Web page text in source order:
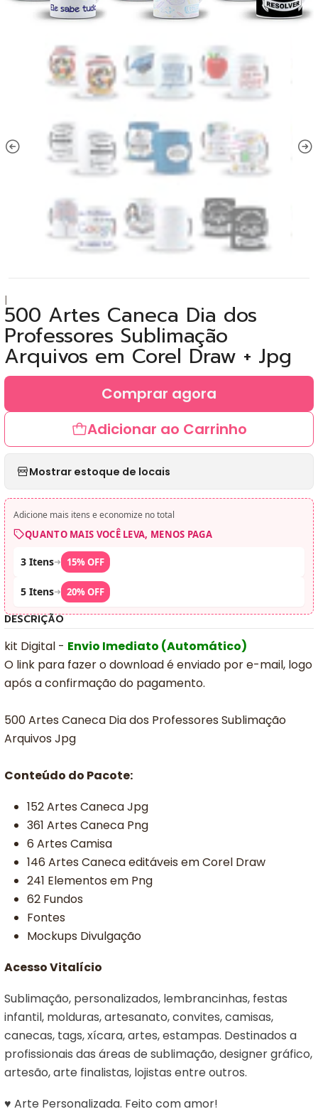
|500 Artes Caneca Dia dos
Professores Sublimação
Arquivos em Corel Draw + Jpg
Adicionar ao Carrinho
Comprar agora
Mostrar estoque de locais
Adicione mais itens e economize no total
QUANTO MAIS VOCÊ LEVA, MENOS PAGA
3 Itens➜ 15% OFF
5 Itens➜ 20% OFF
DESCRIÇÃO
kit Digital - Envio Imediato (Automático)
O link para fazer o download é enviado por e-mail, logo
após a confirmação do pagamento.
500 Artes Caneca Dia dos Professores Sublimação
Arquivos Jpg
Conteúdo do Pacote:
152 Artes Caneca Jpg
361 Artes Caneca Png
6 Artes Camisa
146 Artes Caneca editáveis em Corel Draw
241 Elementos em Png
62 Fundos
Fontes
Mockups Divulgação
Acesso Vitalício
Sublimação, personalizados, lembrancinhas, festas
infantil, molduras, artesanato, convites, camisas,
canecas, tags, xícara, artes, estampas. Destinados a
profissionais das áreas de sublimação, designer gráfico,
artesão, arte finalistas, lojistas entre outros.
♥ Arte Personalizada. Feito com amor!